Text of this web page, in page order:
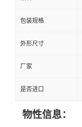
包装规格
外形尺寸
厂家
是否进口
物性信息：